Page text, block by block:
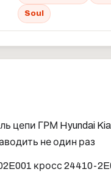
Soul
цепи ГРМ Hyundai
не один раз
кросс 24410-